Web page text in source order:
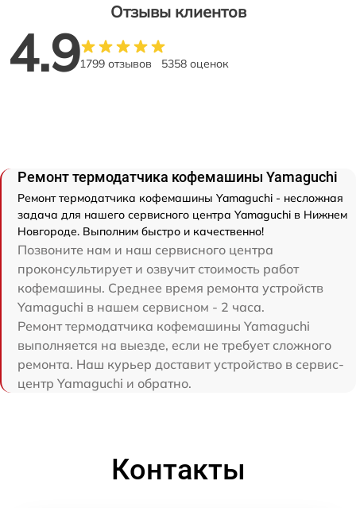
Отзывы клиентов
4.91799 отзывов 5358 оценок
Ремонт термодатчика кофемашины Yamaguchi
Ремонт термодатчика кофемашины Yamaguchi - несложная
задача для нашего сервисного центра Yamaguchi в Нижнем
Новгороде. Выполним быстро и качественно!
Позвоните нам и наш сервисного центра
проконсультирует и озвучит стоимость работ
кофемашины. Среднее время ремонта устройств
Yamaguchi в нашем сервисном - 2 часа.
Ремонт термодатчика кофемашины Yamaguchi
выполняется на выезде, если не требует сложного
ремонта. Наш курьер доставит устройство в сервис-
центр Yamaguchi и обратно.
Контакты